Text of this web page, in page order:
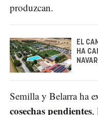
produzcan.
EL
HA
Semilla y Belarra ha
cosechas pendientes,